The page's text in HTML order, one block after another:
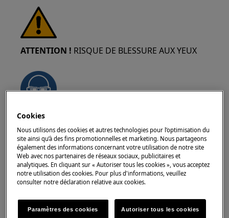
ATTENTION ! RISQUE DE BLESSURE AUX YEUX
Portez des lunettes de sécurité si vous effectuez
des travaux de maintenance ou de réparation
impliquant des ressorts.
ATTENTION !RISQUE DE PINCEMENT
Cookies
Nous utilisons des cookies et autres technologies pour l’optimisation du
site ainsi qu’à des fins promotionnelles et marketing. Nous partageons
également des informations concernant votre utilisation de notre site
Web avec nos partenaires de réseaux sociaux, publicitaires et
analytiques. En cliquant sur « Autoriser tous les cookies », vous acceptez
notre utilisation des cookies. Pour plus d'informations, veuillez
consulter notre déclaration relative aux cookies.
Paramètres des cookies Autoriser tous les cookies